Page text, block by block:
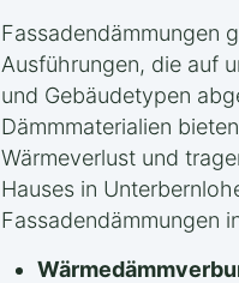
Fassadendämmungen
Ausführungen, die auf
und Gebäudetypen
Dämmmaterialien
Wärmeverlust und
Hauses in
Fassadendämmungen